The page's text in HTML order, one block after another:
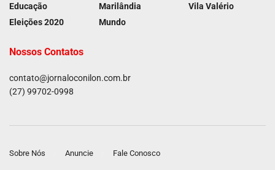
Educação
Eleições 2020
Marilândia
Mundo
Vila Valério
Nossos Contatos
contato@jornaloconilon.com.br
(27) 99702-0998
Sobre Nós Anuncie Fale Conosco